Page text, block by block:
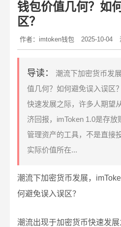
钱包价值几何？如
区？
作者：imtoken钱包 2025-10-04
导读：
潮流下加密货币发
值几何？如何避免误入误区
快速发展之际，许多人期望
济回报，imToken 1.0是存
管理资产的工具，不是直接
实际价值所在...
潮流下加密货币发展，
何避免误入误区？
潮流出现于加密货币快速发